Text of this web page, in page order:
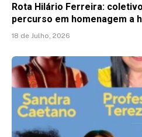
Rota Hilário Ferreira:
percurso em homenagem a
18 de Julho, 2026